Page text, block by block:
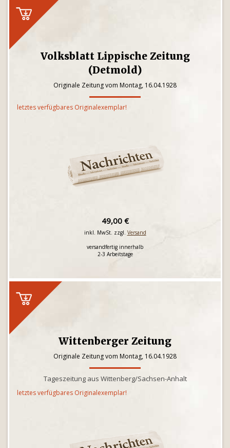
Volksblatt Lippische Zeitung
(Detmold)
Originale Zeitung vom Montag, 16.04.1928
letztes verfügbares Originalexemplar!
49,00 €
inkl. MwSt. zzgl. Versand
versandfertig innerhalb
2-3 Arbeitstage
Wittenberger Zeitung
Originale Zeitung vom Montag, 16.04.1928
Tageszeitung aus Wittenberg/Sachsen-Anhalt
letztes verfügbares Originalexemplar!